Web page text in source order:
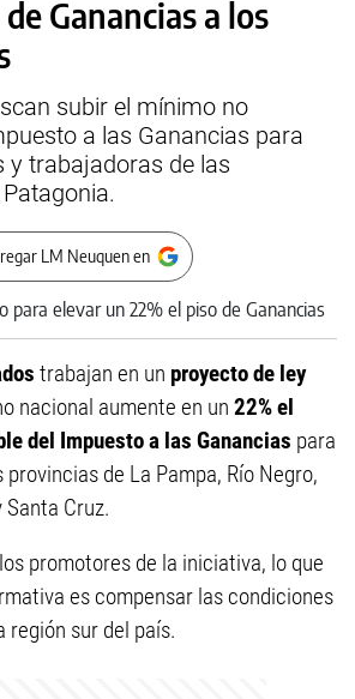
Ganancias a los
subir el mínimo no
a las Ganancias para
y trabajadoras de las
LM Neuquen en
trabajan en un proyecto de ley
nacional aumente en un 22% el
del Impuesto a las Ganancias para
de La Pampa, Río Negro,
Santa Cruz.
promotores de la iniciativa, lo que
es compensar las condiciones
región sur del país.